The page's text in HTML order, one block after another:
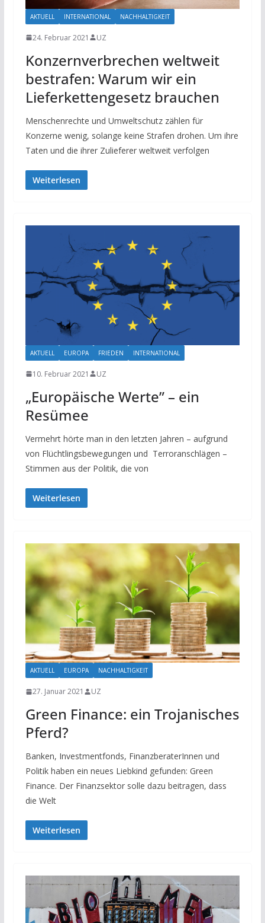
AKTUELL INTERNATIONAL NACHHALTIGKEIT
24. Februar 2021 UZ
Konzernverbrechen weltweit
bestrafen: Warum wir ein
Lieferkettengesetz brauchen
Menschenrechte und Umweltschutz zählen für
Konzerne wenig, solange keine Strafen drohen. Um ihre
Taten und die ihrer Zulieferer weltweit verfolgen
Weiterlesen
AKTUELL EUROPA FRIEDEN INTERNATIONAL
10. Februar 2021 UZ
„Europäische Werte” – ein
Resümee
Vermehrt hörte man in den letzten Jahren – aufgrund
von Flüchtlingsbewegungen und Terroranschlägen –
Stimmen aus der Politik, die von
Weiterlesen
AKTUELL EUROPA NACHHALTIGKEIT
27. Januar 2021 UZ
Green Finance: ein Trojanisches
Pferd?
Banken, Investmentfonds, FinanzberaterInnen und
Politik haben ein neues Liebkind gefunden: Green
Finance. Der Finanzsektor solle dazu beitragen, dass
die Welt
Weiterlesen